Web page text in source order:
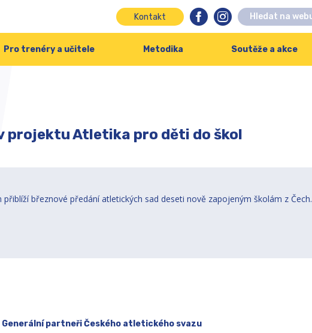
Kontakt
Pro trenéry a učitele Metodika Soutěže a akce
projektu Atletika pro děti do škol
březnové předání atletických sad deseti nově zapojeným školám z Čech.
Generální partneři Českého atletického svazu